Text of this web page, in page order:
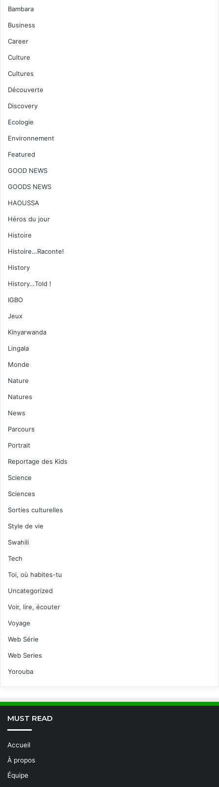
Bambara
Business
Career
Culture
Cultures
Découverte
Discovery
Ecologie
Environnement
Featured
GOOD NEWS
GOODS NEWS
HAOUSSA
Héros du jour
Histoire
Histoire…Raconte!
History
History…Told !
IGBO
Jeux
Kinyarwanda
Lingala
Monde
Nature
Natures
News
Parcours
Portrait
Reportage des Kids
Science
Sciences
Sorties culturelles
Style de vie
Swahili
Tech
Toi, où habites-tu
Uncategorized
Voir, lire, écouter
Voyage
Web Série
Web Series
Yorouba
MUST READ
Accueil
À propos
Équipe